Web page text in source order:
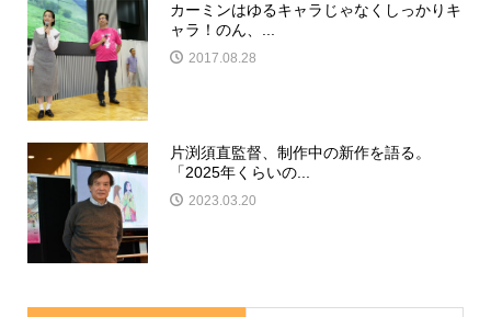
カーミンはゆるキャラじゃなくしっかりキ
ャラ！のん、...
2017.08.28
片渕須直監督、制作中の新作を語る。
「2025年くらいの...
2023.03.20